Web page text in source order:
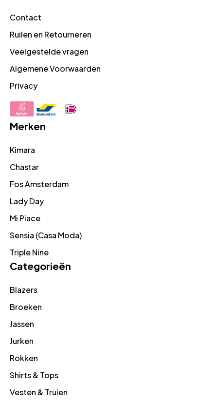
Contact
Ruilen en Retourneren
Veelgestelde vragen
Algemene Voorwaarden
Privacy
Merken
Kimara
Chastar
Fos Amsterdam
Lady Day
Mi Piace
Sensia (Casa Moda)
Triple Nine
Categorieën
Blazers
Broeken
Jassen
Jurken
Rokken
Shirts & Tops
Vesten & Truien